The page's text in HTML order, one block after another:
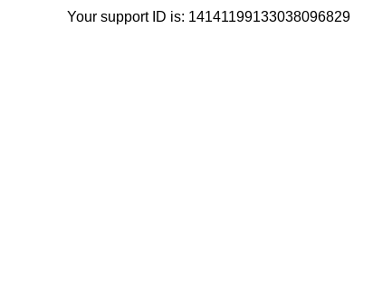
Your support ID is: 14141199133038096829